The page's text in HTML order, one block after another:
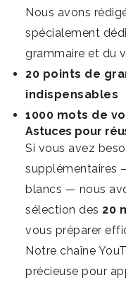
Nous avons
spécialement
grammaire et du
20 points de
indispensables
1000 mots de
Astuces pour
Si vous avez
supplémentaires
blancs — nous
sélection des 20
vous préparer
Notre chaîne
précieuse pour